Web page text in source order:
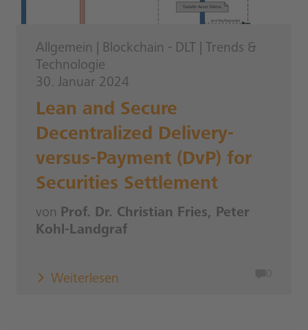
Allgemein Blockchain - DLT
Trends &
Technologie
30. Januar 2024
Lean and Secure
Decentralized Delivery-
versus-Payment (DvP) for
Securities Settlement
von Prof. Dr. Christian Fries, Peter
Kohl-Landgraf
Weiterlesen